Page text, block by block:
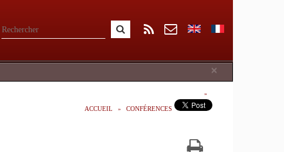
×
ACCUEIL CONFÉRENCES